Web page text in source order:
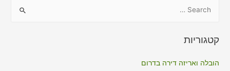
r
קטגוריות
הובלה ואריזה דירה בדרום